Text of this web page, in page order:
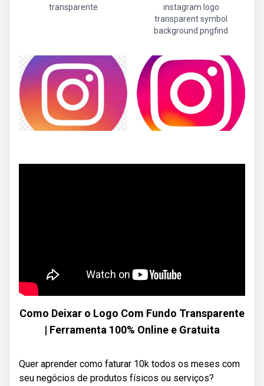
transparente
instagram logo
transparent symbol
background pngfind
Como Deixar o Logo Com Fundo Transparente
| Ferramenta 100% Online e Gratuita
Quer aprender como faturar 10k todos os meses com
seu negócios de produtos físicos ou serviços?